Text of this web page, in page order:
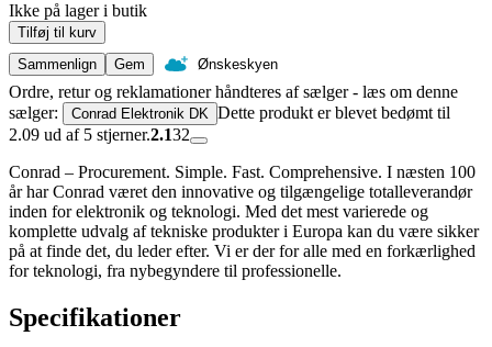
Ikke på lager i butik
Tilføj til kurv
Sammenlign
Gem Ønskeskyen
Ordre, retur og reklamationer håndteres af sælger - læs om denne
sælger:
Conrad Elektronik DK Dette produkt er blevet bedømt til
2.09 ud af 5 stjerner.2.132
Conrad – Procurement. Simple. Fast. Comprehensive. I næsten 100
år har Conrad været den innovative og tilgængelige totalleverandør
inden for elektronik og teknologi. Med det mest varierede og
komplette udvalg af tekniske produkter i Europa kan du være sikker
på at finde det, du leder efter. Vi er der for alle med en forkærlighed
for teknologi, fra nybegyndere til professionelle.
Specifikationer